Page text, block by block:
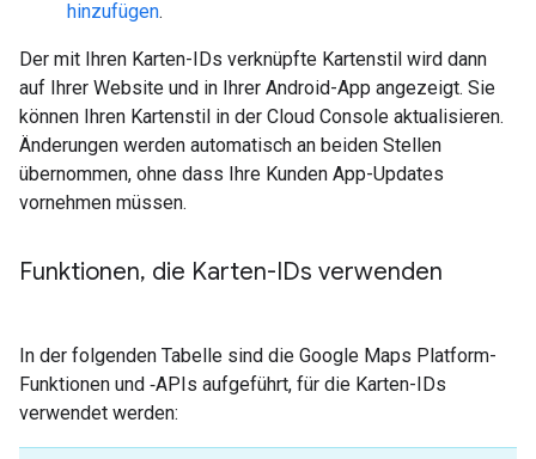
hinzufügen.
Der mit Ihren Karten-IDs verknüpfte Kartenstil wird dann
auf Ihrer Website und in Ihrer Android-App angezeigt. Sie
können Ihren Kartenstil in der Cloud Console aktualisieren.
Änderungen werden automatisch an beiden Stellen
übernommen, ohne dass Ihre Kunden App-Updates
vornehmen müssen.
Funktionen, die Karten-IDs verwenden
In der folgenden Tabelle sind die Google Maps Platform-
Funktionen und ‑APIs aufgeführt, für die Karten-IDs
verwendet werden: